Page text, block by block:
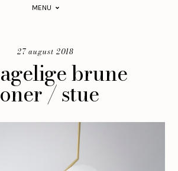
MENU
27 august 2018
brune
/ stue